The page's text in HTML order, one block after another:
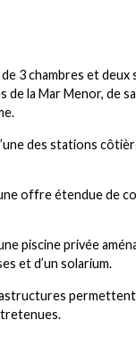
3 chambres et deux
de la Mar Menor, de
des stations
offre étendue de
piscine privée
et d’un solarium.